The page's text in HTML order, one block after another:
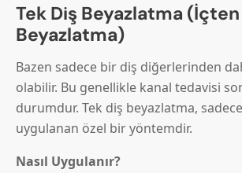
Tek Diş Beyazlatma (İçten
Beyazlatma)
Bazen sadece bir diş diğerlerinden
olabilir. Bu genellikle kanal tedavisi
durumdur. Tek diş beyazlatma,
uygulanan özel bir yöntemdir.
Nasıl Uygulanır?